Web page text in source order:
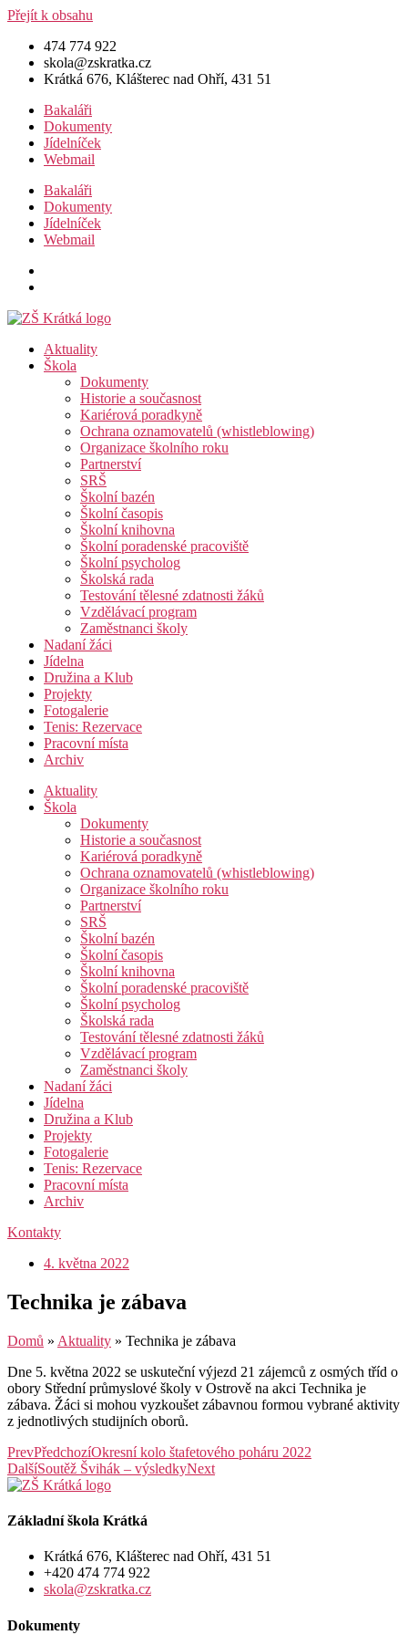
Přejít k obsahu
474 774 922
skola@zskratka.cz
Krátká 676, Klášterec nad Ohří, 431 51
Bakaláři
Dokumenty
Jídelníček
Webmail
Bakaláři
Dokumenty
Jídelníček
Webmail
Aktuality
Škola
Dokumenty
Historie a současnost
Kariérová poradkyně
Ochrana oznamovatelů (whistleblowing)
Organizace školního roku
Partnerství
SRŠ
Školní bazén
Školní časopis
Školní knihovna
Školní poradenské pracoviště
Školní psycholog
Školská rada
Testování tělesné zdatnosti žáků
Vzdělávací program
Zaměstnanci školy
Nadaní žáci
Jídelna
Družina a Klub
Projekty
Fotogalerie
Tenis: Rezervace
Pracovní místa
Archiv
Aktuality
Škola
Dokumenty
Historie a současnost
Kariérová poradkyně
Ochrana oznamovatelů (whistleblowing)
Organizace školního roku
Partnerství
SRŠ
Školní bazén
Školní časopis
Školní knihovna
Školní poradenské pracoviště
Školní psycholog
Školská rada
Testování tělesné zdatnosti žáků
Vzdělávací program
Zaměstnanci školy
Nadaní žáci
Jídelna
Družina a Klub
Projekty
Fotogalerie
Tenis: Rezervace
Pracovní místa
Archiv
Kontakty
4. května 2022
Technika je zábava
Domů » Aktuality » Technika je zábava
Dne 5. května 2022 se uskuteční výjezd 21 zájemců z osmých tříd o
obory Střední průmyslové školy v Ostrově na akci Technika je
zábava. Žáci si mohou vyzkoušet zábavnou formou vybrané aktivity
z jednotlivých studijních oborů.
PrevPředchozíOkresní kolo štafetového poháru 2022
DalšíSoutěž Švihák – výsledkyNext
Základní škola Krátká
Krátká 676, Klášterec nad Ohří, 431 51
+420 474 774 922
skola@zskratka.cz
Dokumenty